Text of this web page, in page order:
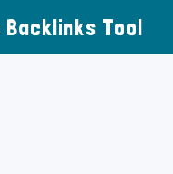
Backlinks Tool